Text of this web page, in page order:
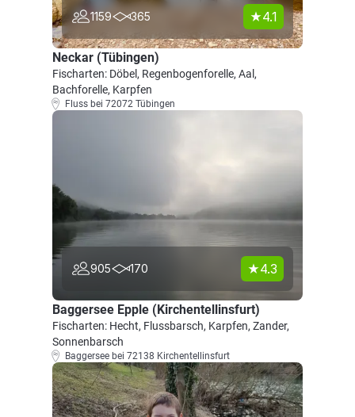
1159 365 4.1
Neckar (Tübingen)
Fischarten: Döbel, Regenbogenforelle, Aal,
Bachforelle, Karpfen
Fluss bei 72072 Tübingen
905 170 4.3
Baggersee Epple (Kirchentellinsfurt)
Fischarten: Hecht, Flussbarsch, Karpfen, Zander,
Sonnenbarsch
Baggersee bei 72138 Kirchentellinsfurt